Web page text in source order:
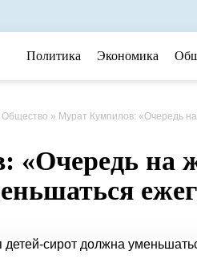
Политика Экономика
Общество » Мурат Кумпилов: «Очередь на
на